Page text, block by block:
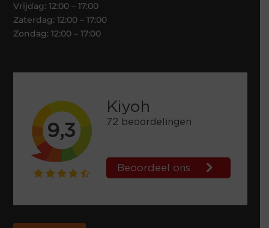
Vrijdag: 12:00 – 17:00
Zaterdag: 12:00 – 17:00
Zondag: 12:00 – 17:00